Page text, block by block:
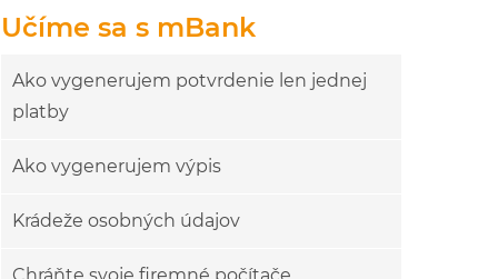
Učíme sa s mBank
Ako vygenerujem potvrdenie len jednej
platby
Ako vygenerujem výpis
Krádeže osobných údajov
Chráňte svoje firemné počítače